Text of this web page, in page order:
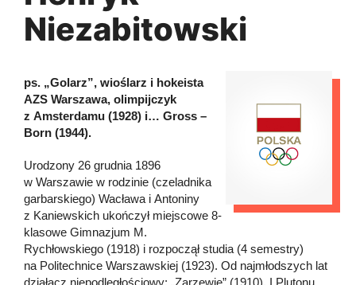
Niezabitowski
ps. „Golarz”, wioślarz i hokeista
AZS Warszawa, olimpijczyk
z Amsterdamu (1928) i… Gross –
Born (1944).
Urodzony 26 grudnia 1896
w Warszawie w rodzinie (czeladnika
garbarskiego) Wacława i Antoniny
z Kaniewskich ukończył miejscowe 8-
klasowe Gimnazjum M.
Rychłowskiego (1918) i rozpoczął studia (4 semestry)
na Politechnice Warszawskiej (1923). Od najmłodszych lat
działacz niepodległościowy: „Zarzewie” (1910), I Plutonu